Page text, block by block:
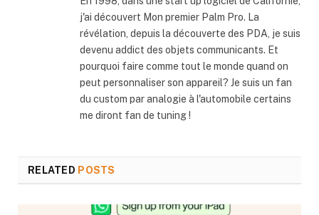
j'ai découvert Mon premier Palm Pro. La
révélation, depuis la découverte des PDA, je suis
devenu addict des objets communicants. Et
pourquoi faire comme tout le monde quand on
peut personnaliser son appareil? Je suis un fan
du custom par analogie à l'automobile certains
me diront fan de tuning !
RELATED POSTS